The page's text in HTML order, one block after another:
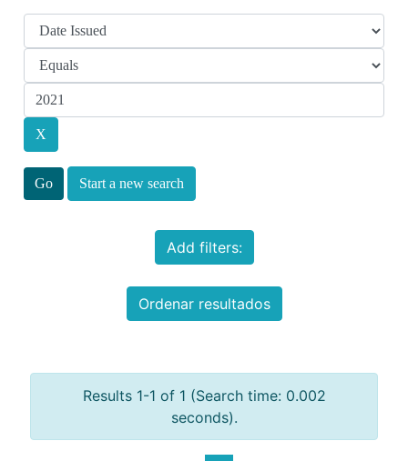
Start a new search
Add filters:
Ordenar resultados
Results 1-1 of 1 (Search time: 0.002
seconds).